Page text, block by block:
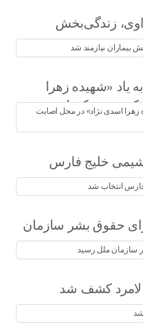
زندگی‌بخش
یاد «شهیده زهرا
ترکش موشک‌های
خلیج فارس
حقوق بشر سازمان